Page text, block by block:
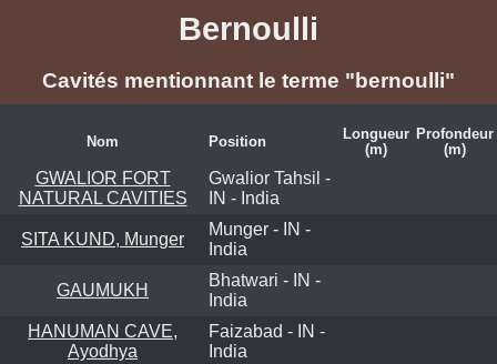
Bernoulli
Cavités mentionnant le terme "bernoulli"
Nom Position
Longueur
(m)
Profondeur
(m)
GWALIOR FORT
NATURAL CAVITIES
Gwalior Tahsil -
IN - India
SITA KUND, Munger
Munger - IN -
India
GAUMUKH
Bhatwari - IN -
India
HANUMAN CAVE,
Ayodhya
Faizabad - IN -
India